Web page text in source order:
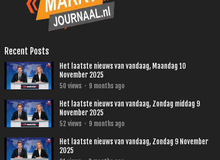
Recent Posts
Het laatste nieuws van vandaag, Maandag 10
November 2025
50 views · 9 months ago
Het laatste nieuws van vandaag, Zondag middag 9
November 2025
52 views · 9 months ago
Het laatste nieuws van vandaag, Zondag 9 November
2025